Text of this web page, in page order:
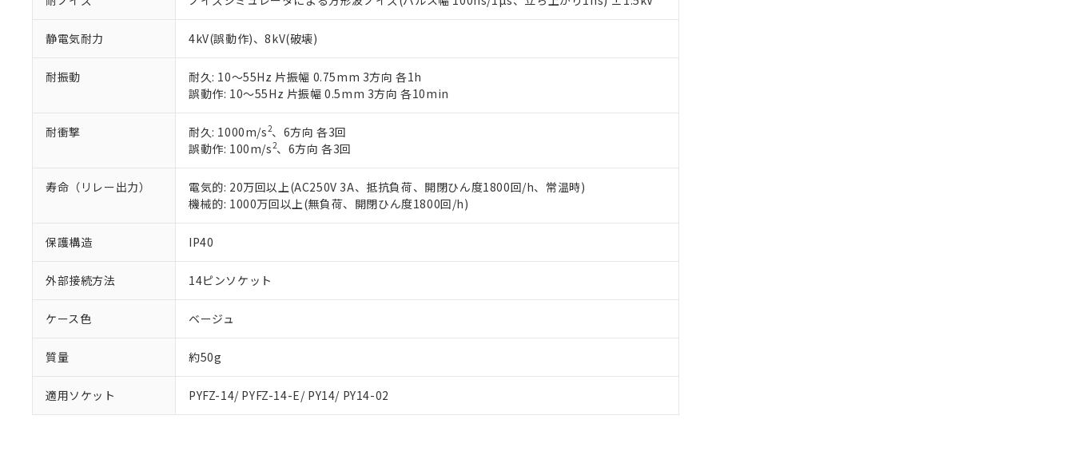
静電気耐力 4kV(誤動作)、8kV(破壊)
耐振動
耐久: 10～55Hz 片振幅 0.75mm 3方向 各1h
誤動作: 10～55Hz 片振幅 0.5mm 3方向 各10min
耐衝撃 耐久: 1000m/s2、6方向 各3回
誤動作: 100m/s2、6方向 各3回
寿命（リレー出力）
電気的: 20万回以上(AC250V 3A、抵抗負荷、開閉ひん度1800回/h、常温時)
機械的: 1000万回以上(無負荷、開閉ひん度1800回/h)
保護構造 IP40
外部接続方法 14ピンソケット
ケース色 ベージュ
質量 約50g
適用ソケット PYFZ-14/ PYFZ-14-E/ PY14/ PY14-02
が、当社の製品・サービスに関するお客様との取引・商談に必要な範囲で利用することをご了承くだ
さい。
※当社の共同利用者とは、
いる法人を指します。
下記の非含有証明書をダウンロードすることができます。
EU RoHS指令（10物質）の非含有証明書
51物質の非含有証明書（当社基準）
※本証明書は発行日時点で非含有を証明するもので、過去に遡って非含有を証明するものではありません。
また、RoHS指令のフタル酸エステル類４物質の対応では、対応完了までの期間は出荷製品に未対応品が
混在することから備考欄に対応日を記載しておりました。
既に当社にて対応品への在庫切替を完了していることから、特段のことがない限り、2022年1月12日よ
り割愛しております。
合意する